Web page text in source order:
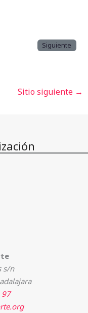
Siguiente
Sitio siguiente →
s/n